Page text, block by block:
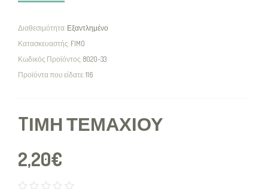
Διαθεσιμότητα: Εξαντλημένο
Κατασκευαστής: FIMO
Κωδικός Προϊόντος:8020-33
Προϊόντα που είδατε:116
TΙΜΉ ΤΕΜΑΧΊΟΥ
2,20€